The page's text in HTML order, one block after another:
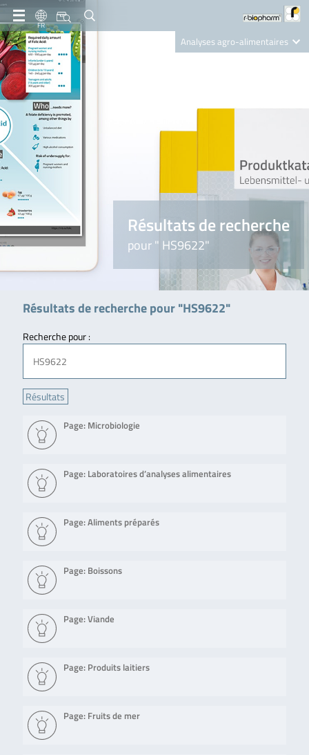
FR
Analyses agro-alimentaires
Nutrition Care
Résultats de recherche
pour " HS9622"
Résultats de recherche pour "HS9622"
Recherche pour :
Page: Microbiologie
Page: Laboratoires d’analyses alimentaires
Page: Aliments préparés
Page: Boissons
Page: Viande
Page: Produits laitiers
Page: Fruits de mer